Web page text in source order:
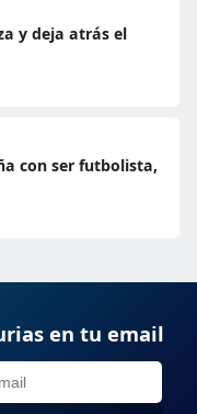
y deja atrás el
con ser futbolista,
en tu email